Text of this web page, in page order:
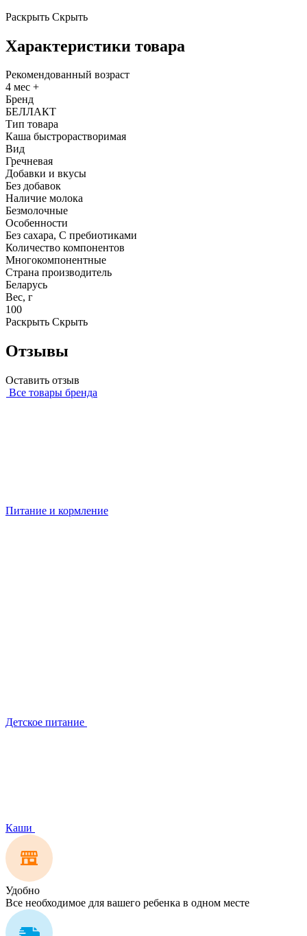
Раскрыть Скрыть
Характеристики товара
Рекомендованный возраст
4 мес +
Бренд
БЕЛЛАКТ
Тип товара
Каша быстрорастворимая
Вид
Гречневая
Добавки и вкусы
Без добавок
Наличие молока
Безмолочные
Особенности
Без сахара, С пребиотиками
Количество компонентов
Многокомпонентные
Страна производитель
Беларусь
Вес, г
100
Раскрыть Скрыть
Отзывы
Оставить отзыв
Все товары бренда
Питание и кормление
Детское питание
Каши
Удобно
Все необходимое для вашего ребенка в одном месте